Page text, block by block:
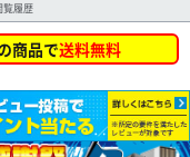
覧履歴
商品で送料無料